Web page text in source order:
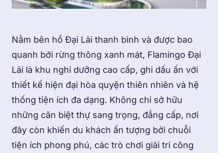
Nằm bên hồ Đại Lải thanh bình và được bao
quanh bởi rừng thông xanh mát, Flamingo Đại
Lải là khu nghỉ dưỡng cao cấp, ghi dấu ấn với
thiết kế hiện đại hòa quyện thiên nhiên và hệ
thống tiện ích đa dạng. Không chỉ sở hữu
những căn biệt thự sang trọng, đẳng cấp, nơi
đây còn khiến du khách ấn tượng bởi chuỗi
tiện ích phong phú, các trò chơi giải trí công